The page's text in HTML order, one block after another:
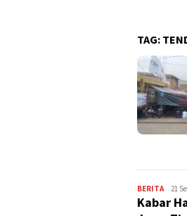
TAG:
BERITA
Jatim
21
Kabar